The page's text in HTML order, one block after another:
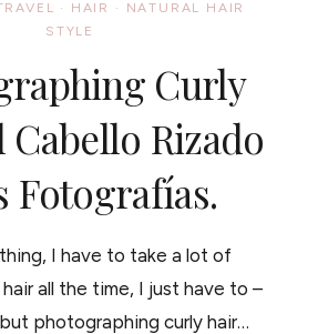
· HAIR ·
NATURAL HAIR
STYLE
Curly
Cabello Rizado
Fotografías.
thing, I have to take a lot of
all the time, I just have to –
photographing curly hair…